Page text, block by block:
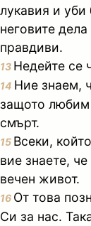
лукавия и
неговите
правдиви.
13 Недейте се
14 Ние знаем,
защото любим
смърт.
15 Всеки,
вие знаете,
вечен живот.
16 От това
Си за нас.